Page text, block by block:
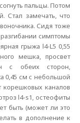
пальцы. Потом
Стал замечать, что
Сидя тоже
симптомы
грыжа l4-L5 0,55
мешка, просвет
с обеих сторон,
0,45 см с небольшой
каналов
l4-s1, остеофиты
быть (может ли это
в дополнение к